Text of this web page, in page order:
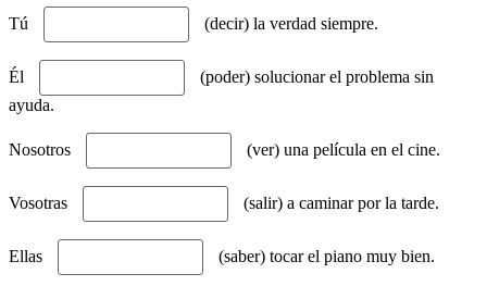
Tú (decir) la verdad siempre.
Él
(poder) solucionar el problema sin
ayuda.
Nosotros (ver) una película en el cine.
Vosotras (salir) a caminar por la tarde.
Ellas (saber) tocar el piano muy bien.